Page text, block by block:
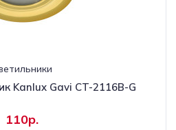
Kanlux Gavi CT-2116B-G
110р.